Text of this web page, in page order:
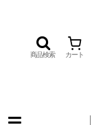
商品検索 カート